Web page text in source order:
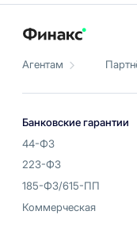
Агентам
Банковские гарантии
44-ФЗ
223-ФЗ
185-ФЗ/615-ПП
Коммерческая